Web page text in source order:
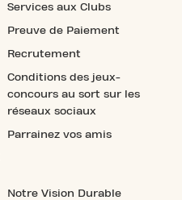
Services aux Clubs
Preuve de Paiement
Recrutement
Conditions des jeux-
concours au sort sur les
réseaux sociaux
Parrainez vos amis
Notre Vision Durable